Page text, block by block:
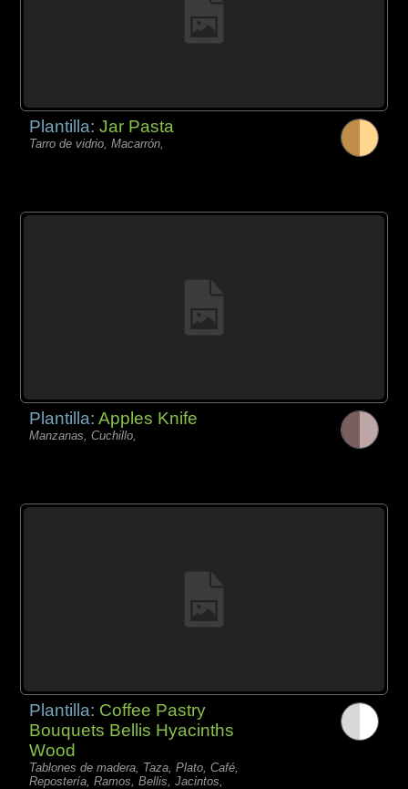
Plantilla:Jar Pasta
Tarro de vidrio, Macarrón,
Plantilla:Apples Knife
Manzanas, Cuchillo,
Plantilla: Coffee Pastry
Bouquets Bellis Hyacinths
Wood
Tablones de madera, Taza, Plato, Café,
Repostería, Ramos, Bellis, Jacintos,